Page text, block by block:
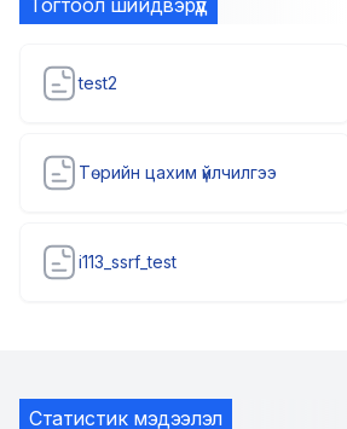
test2
Төрийн цахим үйлчилгээ
i113_ssrf_test
Статистик мэдээлэл